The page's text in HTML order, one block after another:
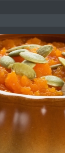
АПАРТАМЕНТ В
ХАСКОВО
Давам гараж
№4120